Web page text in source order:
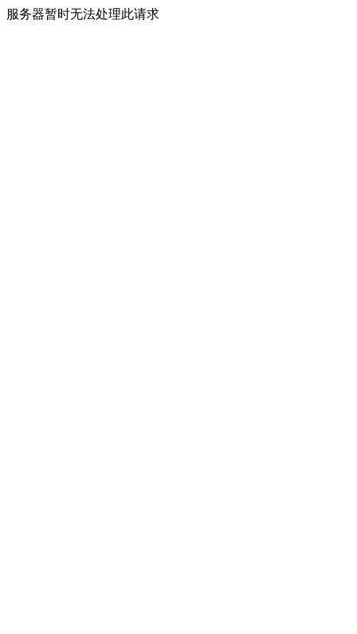
服务器暂时无法处理此请求